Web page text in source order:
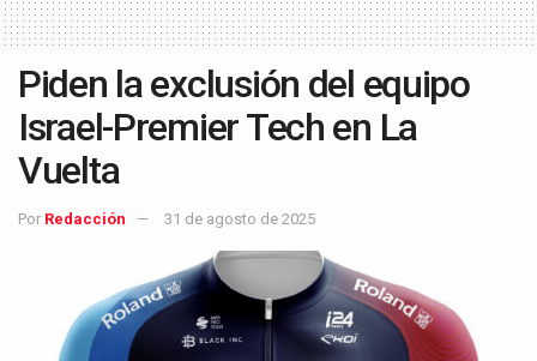
Piden la exclusión del equipo
Israel-Premier Tech en La
Vuelta
Por Redacción 31 de agosto de 2025